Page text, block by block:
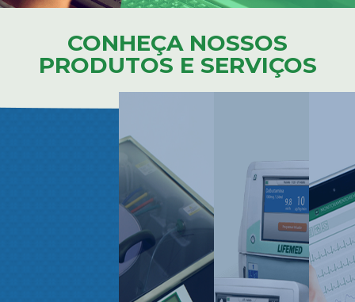
CONHEÇA NOSSOS
PRODUTOS E SERVIÇOS